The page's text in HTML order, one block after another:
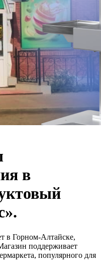
в
в Горном-Алтайске,
поддерживает
популярного для